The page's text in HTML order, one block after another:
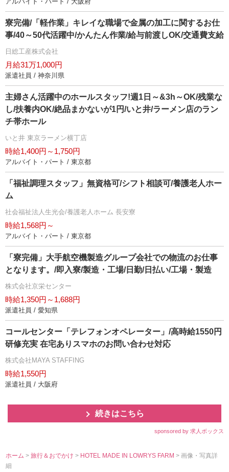
寮完備/「軽作業」キレイな職場で金属の加工に関するお仕
事/40～50代活躍中/かんたん作業/給与前渡しOK/交通費支給
日総工産株式会社
月給31万1,000円
派遣社員 / 神奈川県
主婦さん活躍中のホールスタッフ!週1日～&3h～OK/残業な
し/扶養内OK/絶品まかないが1円/いと井/ラーメン店のラン
チ帯ホール
いと井 東京ラーメン横丁店
時給1,400円～1,750円
アルバイト・パート / 東京都
「福祉調理スタッフ」無資格可/シフト相談可/養護老人ホー
ム
社会福祉法人生光会/養護老人ホーム 長安寮
時給1,568円～
アルバイト・パート / 東京都
「寮完備」大手航空機製造グループ会社での物流のお仕事
となります。/即入寮/製造・工場/日勤/日払い/工場・製造
株式会社京栄センター
時給1,350円～1,688円
派遣社員 / 愛知県
コールセンター「テレフォンオペレーター」/高時給1550円
研修充実 在宅ありスマホのお問い合わせ対応
株式会社MAYA STAFFING
時給1,550円
派遣社員 / 大阪府
続きはこちら
sponsored by 求人ボックス
ホーム >旅行＆おでかけ> HOTEL MADE IN LOWRYS FARM> 画像・写真詳
細